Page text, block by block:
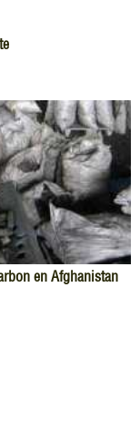
en Afghanistan